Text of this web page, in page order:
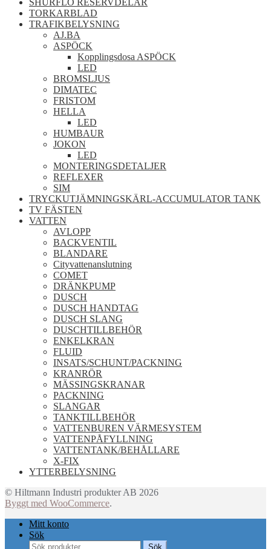
TORKARBLAD
TRAFIKBELYSNING
AJ.BA
ASPÖCK
Kopplingsdosa ASPÖCK
LED
BROMSLJUS
DIMATEC
FRISTOM
HELLA
LED
HUMBAUR
JOKON
LED
MONTERINGSDETALJER
REFLEXER
SIM
TRYCKUTJÄMNINGSKÄRL-ACCUMULATOR TANK
TV FÄSTEN
VATTEN
AVLOPP
BACKVENTIL
BLANDARE
Cityvattenanslutning
COMET
DRÄNKPUMP
DUSCH
DUSCH HANDTAG
DUSCH SLANG
DUSCHTILLBEHÖR
ENKELKRAN
FLUID
INSATS/SCHUNT/PACKNING
KRANRÖR
MÄSSINGSKRANAR
PACKNING
SLANGAR
TANKTILLBEHÖR
VATTENBUREN VÄRMESYSTEM
VATTENPÅFYLLNING
VATTENTANK/BEHÅLLARE
X-FIX
YTTERBELYSNING
© Hiltmann Industri produkter AB 2026
Byggt med WooCommerce.
Mitt konto
Sök
Sök
Sök